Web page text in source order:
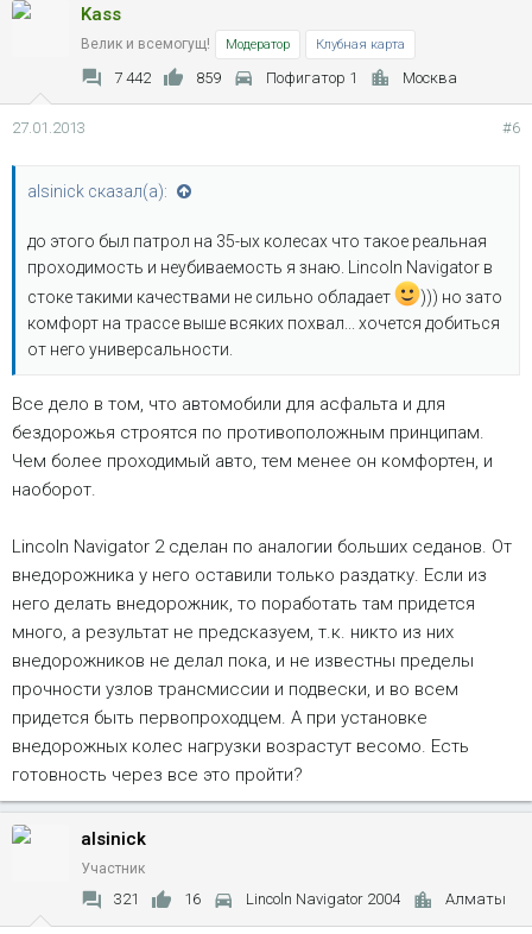
Kass
Велик и всемогущ! Модератор Клубная карта
7 442 859 Пофигатор 1 Москва
27.01.2013 #6
alsinick сказал(а):
до этого был патрол на 35-ых колесах что такое реальная
проходимость и неубиваемость я знаю. Lincoln Navigator в
стоке такими качествами не сильно обладает
))) но зато
комфорт на трассе выше всяких похвал... хочется добиться
от него универсальности.
Все дело в том, что автомобили для асфальта и для
бездорожья строятся по противоположным принципам.
Чем более проходимый авто, тем менее он комфортен, и
наоборот.
Lincoln Navigator 2 сделан по аналогии больших седанов. От
внедорожника у него оставили только раздатку. Если из
него делать внедорожник, то поработать там придется
много, а результат не предсказуем, т.к. никто из них
внедорожников не делал пока, и не известны пределы
прочности узлов трансмиссии и подвески, и во всем
придется быть первопроходцем. А при установке
внедорожных колес нагрузки возрастут весомо. Есть
готовность через все это пройти?
alsinick
Участник
321 16 Lincoln Navigator 2004 Алматы